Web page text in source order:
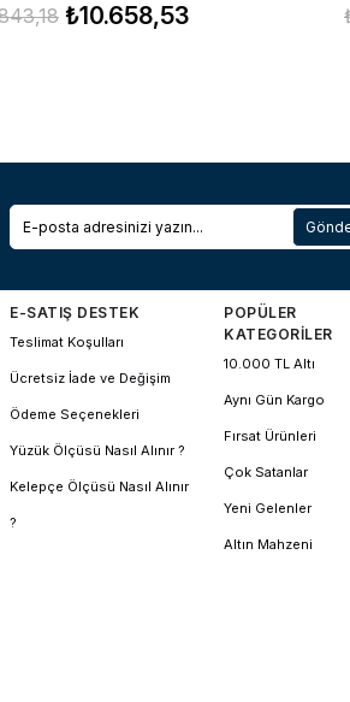
₺10.658,53
E-SATIŞ DESTEK
Teslimat Koşulları
Ücretsiz İade ve Değişim
Ödeme Seçenekleri
Yüzük Ölçüsü Nasıl Alınır ?
Kelepçe Ölçüsü Nasıl Alınır
?
POPÜLER
KATEGORİLER
10.000 TL Altı
Aynı Gün Kargo
Fırsat Ürünleri
Çok Satanlar
Yeni Gelenler
Altın Mahzeni